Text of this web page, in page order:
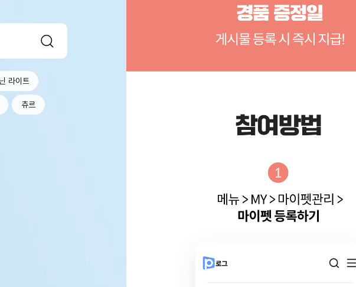
라이트
츄르